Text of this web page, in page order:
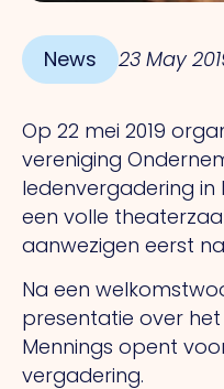
News 23 May
Op 22 mei 2019
vereniging
ledenvergadering in
een volle
aanwezigen eerst
Na een
presentatie over
Mennings opent
vergadering.